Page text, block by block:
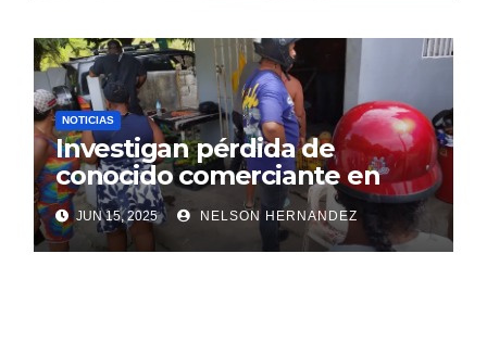
NOTICIAS
Investigan pérdida de
conocido comerciante en
Sosúa
JUN 15, 2025 NELSON HERNANDEZ